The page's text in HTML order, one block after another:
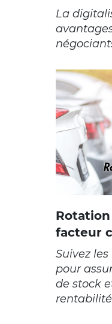
La
facteur
Suivez
pour
de stock